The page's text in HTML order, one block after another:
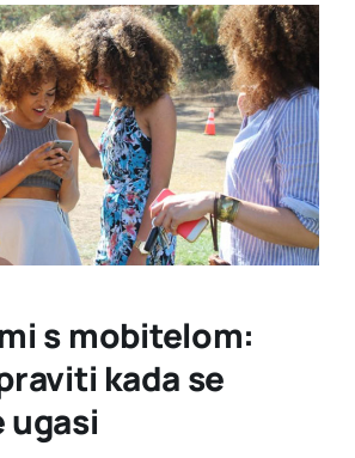
s mobitelom:
kada se
ugasi